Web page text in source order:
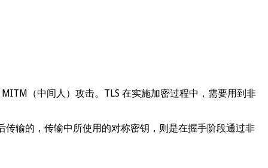
（中间人）攻击。TLS 在实施加密过程中，需要用到非
输的，传输中所使用的对称密钥，则是在握手阶段通过非